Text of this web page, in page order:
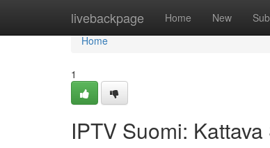
livebackpage Home New
Home
Home
1
IPTV Suomi: